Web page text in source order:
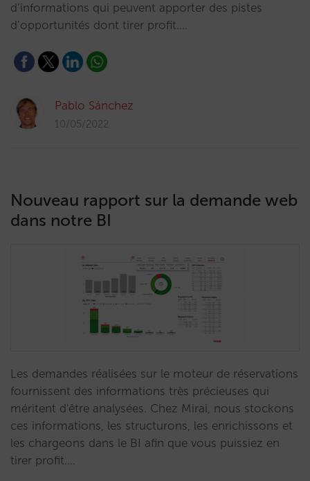
d’informations qui peuvent apporter des pistes
d’opportunités dont tirer profit.…
Pablo Sánchez
10/05/2022
Nouveau rapport sur la demande web
dans notre BI
Les demandes réalisées sur le moteur de réservations
fournissent des informations très précieuses qui
méritent d'être analysées. Chez Mirai, nous stockons
ces informations, les structurons, les enrichissons et
les chargeons dans le BI afin que vous puissiez en
tirer profit.…